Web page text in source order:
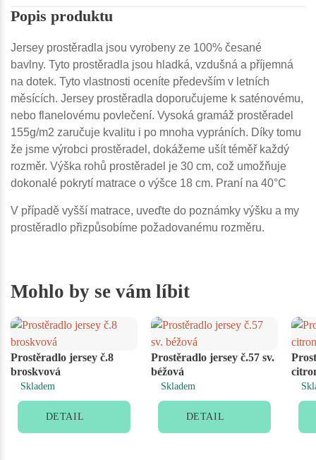
Popis produktu
Jersey prostěradla jsou vyrobeny ze 100% česané
bavlny. Tyto prostěradla jsou hladká, vzdušná a příjemná
na dotek. Tyto vlastnosti oceníte především v letních
měsících. Jersey prostěradla doporučujeme k saténovému,
nebo flanelovému povlečení. Vysoká gramáž prostěradel
155g/m2 zaručuje kvalitu i po mnoha vypráních. Díky tomu
že jsme výrobci prostěradel, dokážeme ušít téměř každý
rozměr. Výška rohů prostěradel je 30 cm, což umožňuje
dokonalé pokrytí matrace o výšce 18 cm. Praní na 40°C
V případě vyšší matrace, uveďte do poznámky výšku a my
prostěradlo přizpůsobíme požadovanému rozměru.
Mohlo by se vám líbit
Prostěradlo jersey č.8
broskvová
Skladem
DETAIL
Prostěradlo jersey č.57 sv.
béžová
Skladem
DETAIL